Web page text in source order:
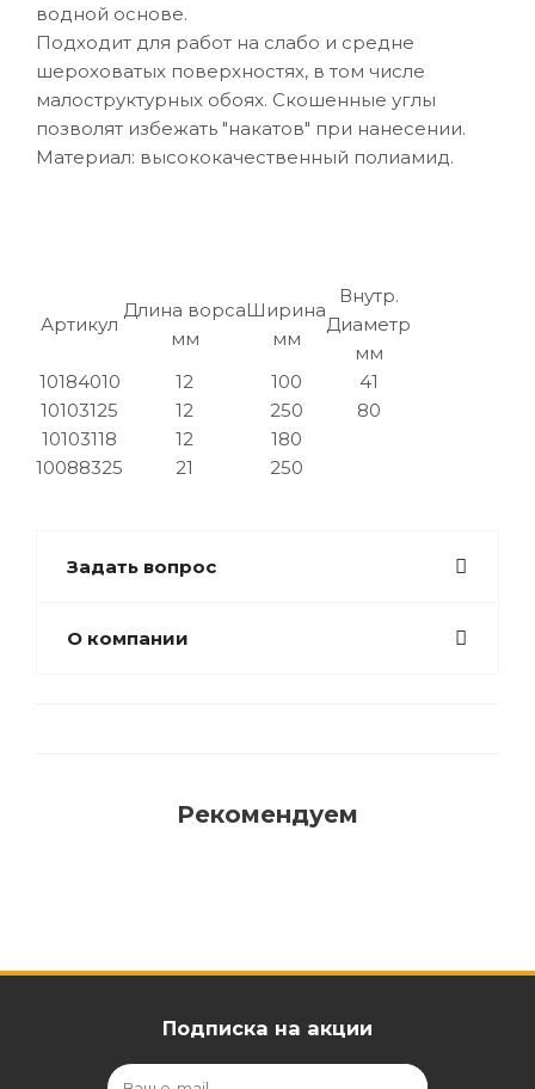
водной основе.
Подходит для работ на слабо и средне
шероховатых поверхностях, в том числе
малоструктурных обоях. Скошенные углы
позволят избежать "накатов" при нанесении.
Материал: высококачественный полиамид.
Артикул
Длина ворса
мм
Ширина
мм
Внутр.
Диаметр
мм
10184010
12 100
41
10103125
12 250
80
10103118
12
180
10088325
21 250
Задать вопрос
О компании
Рекомендуем
Подписка на акции